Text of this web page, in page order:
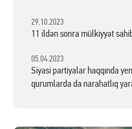
29.10.2023
11 ildən sonra mülkiyyət
05.04.2023
Siyasi partiyalar haqqında
qurumlarda da narahatlıq